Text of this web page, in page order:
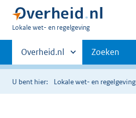
U
hier:
Lokale wet- en regelgeving
Primaire
navigatie
Andere
sites
binnen
Overheid.nl Zoeken
U bent hier: Lokale wet- en regelgeving